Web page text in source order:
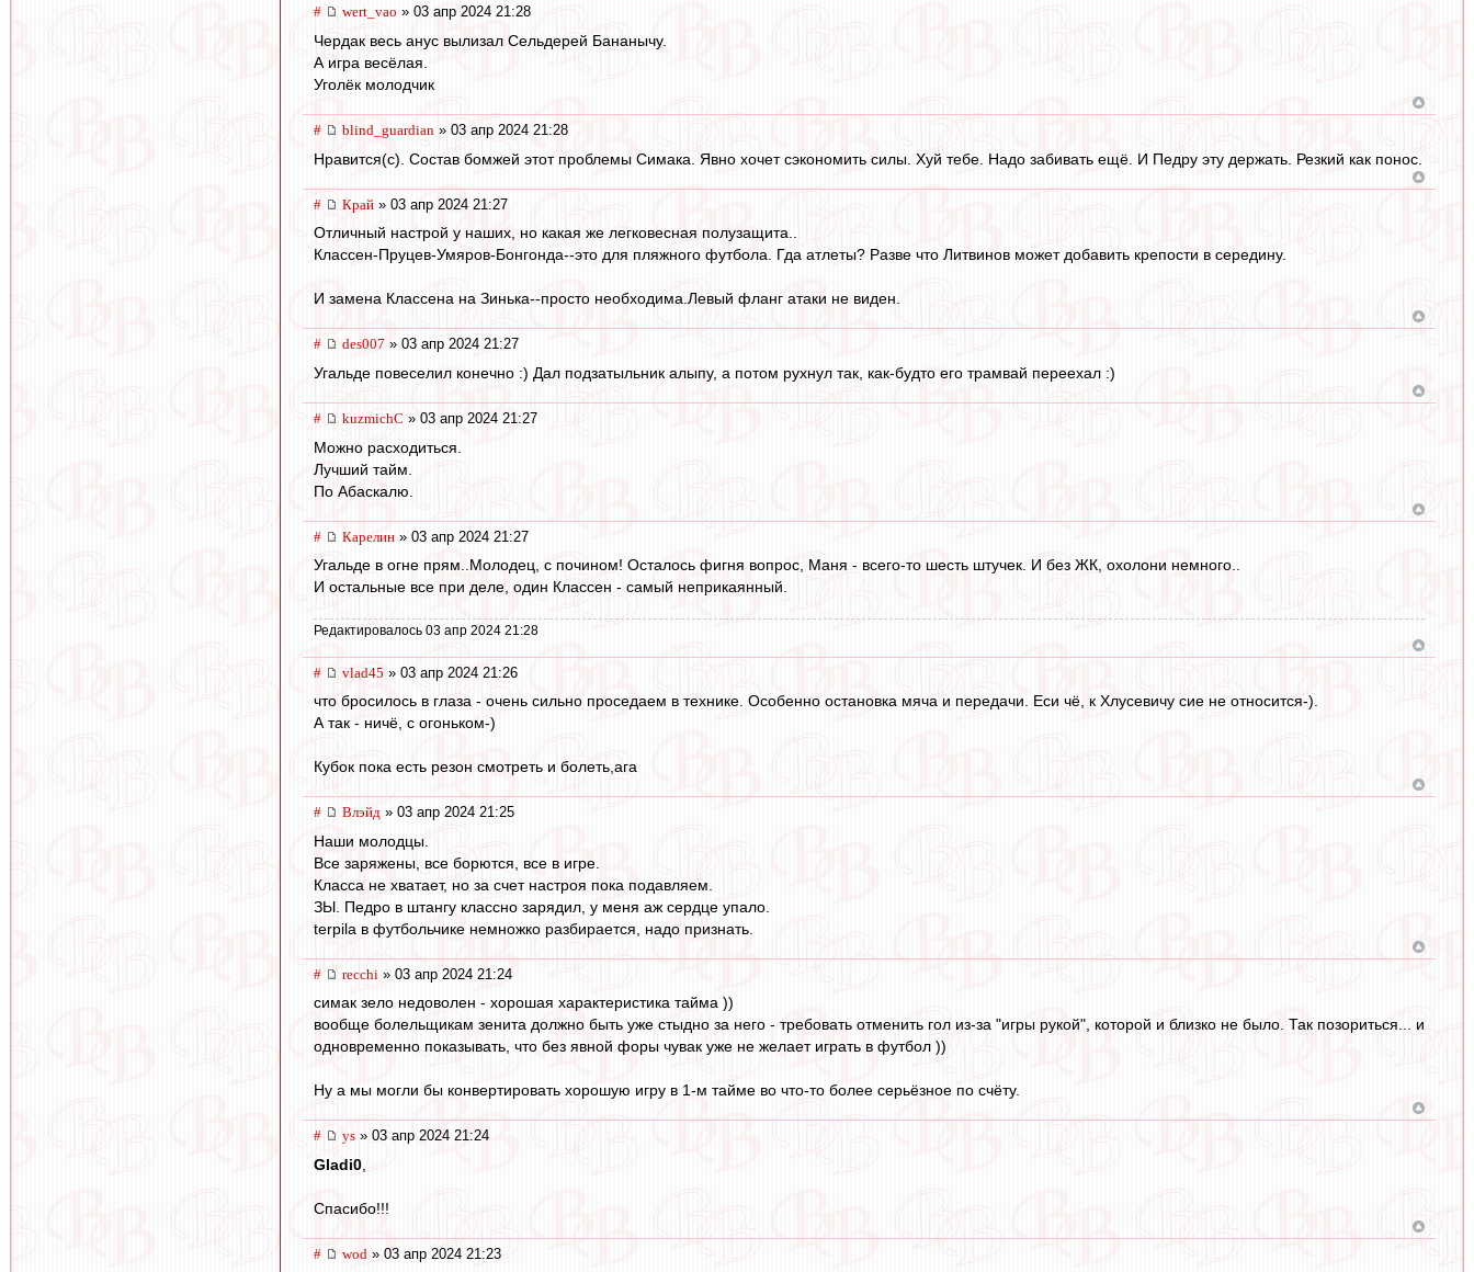
# wert_vao » 03 апр 2024 21:28
Чердак весь анус вылизал Сельдерей Бананычу.
А игра весёлая.
Уголёк молодчик
# blind_guardian » 03 апр 2024 21:28
Нравится(с). Состав бомжей этот проблемы Симака. Явно хочет сэкономить силы. Хуй тебе. Надо забивать ещё. И Педру эту держать. Резкий как понос.
# Край » 03 апр 2024 21:27
Отличный настрой у наших, но какая же легковесная полузащита..
Классен-Пруцев-Умяров-Бонгонда--это для пляжного футбола. Гда атлеты? Разве что Литвинов может добавить крепости в середину.
И замена Классена на Зинька--просто необходима.Левый фланг атаки не виден.
# des007 » 03 апр 2024 21:27
Угальде повеселил конечно :) Дал подзатыльник алыпу, а потом рухнул так, как-будто его трамвай переехал :)
# kuzmichC » 03 апр 2024 21:27
Можно расходиться.
Лучший тайм.
По Абаскалю.
# Карелин » 03 апр 2024 21:27
Угальде в огне прям..Молодец, с почином! Осталось фигня вопрос, Маня - всего-то шесть штучек. И без ЖК, охолони немного..
И остальные все при деле, один Классен - самый неприкаянный.
Редактировалось 03 апр 2024 21:28
# vlad45 » 03 апр 2024 21:26
что бросилось в глаза - очень сильно проседаем в технике. Особенно остановка мяча и передачи. Еси чё, к Хлусевичу сие не относится-).
А так - ничё, с огоньком-)
Кубок пока есть резон смотреть и болеть,ага
# Влэйд » 03 апр 2024 21:25
Наши молодцы.
Все заряжены, все борются, все в игре.
Класса не хватает, но за счет настроя пока подавляем.
ЗЫ. Педро в штангу классно зарядил, у меня аж сердце упало.
terpila в футбольчике немножко разбирается, надо признать.
# recchi » 03 апр 2024 21:24
симак зело недоволен - хорошая характеристика тайма ))
вообще болельщикам зенита должно быть уже стыдно за него - требовать отменить гол из-за "игры рукой", которой и близко не было. Так позориться... и
одновременно показывать, что без явной форы чувак уже не желает играть в футбол ))
Ну а мы могли бы конвертировать хорошую игру в 1-м тайме во что-то более серьёзное по счёту.
# ys » 03 апр 2024 21:24
Gladi0
Спасибо!!!
# wod » 03 апр 2024 21:23